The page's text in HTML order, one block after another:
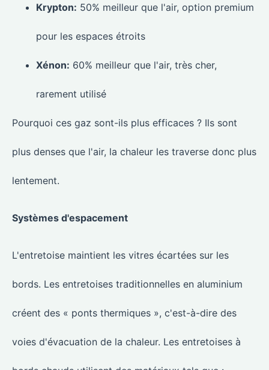
Krypton: 50% meilleur que l'air, option premium
pour les espaces étroits
Xénon: 60% meilleur que l'air, très cher,
rarement utilisé
Pourquoi ces gaz sont-ils plus efficaces ? Ils sont
plus denses que l'air, la chaleur les traverse donc plus
lentement.
Systèmes d'espacement
L'entretoise maintient les vitres écartées sur les
bords. Les entretoises traditionnelles en aluminium
créent des « ponts thermiques », c'est-à-dire des
voies d'évacuation de la chaleur. Les entretoises à